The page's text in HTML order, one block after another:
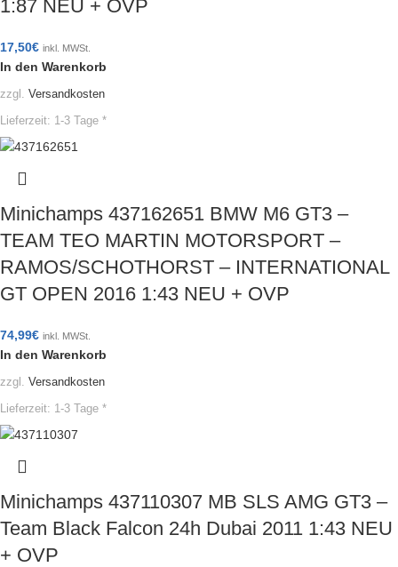
1:87 NEU + OVP
17,50€ inkl. MWSt.
In den Warenkorb
zzgl. Versandkosten
Lieferzeit: 1-3 Tage *
Minichamps 437162651 BMW M6 GT3 –
TEAM TEO MARTIN MOTORSPORT –
RAMOS/SCHOTHORST – INTERNATIONAL
GT OPEN 2016 1:43 NEU + OVP
74,99€ inkl. MWSt.
In den Warenkorb
zzgl. Versandkosten
Lieferzeit: 1-3 Tage *
Minichamps 437110307 MB SLS AMG GT3 –
Team Black Falcon 24h Dubai 2011 1:43 NEU
+ OVP